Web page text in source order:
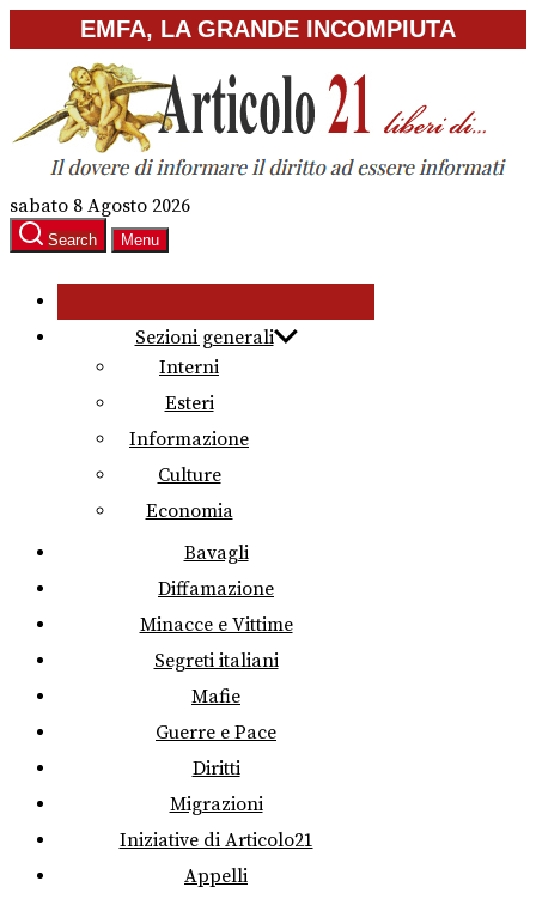
to
content
EMFA, LA GRANDE INCOMPIUTA
sabato 8 Agosto 2026
Search Menu
Sezioni generali
Interni
Esteri
Informazione
Culture
Economia
Bavagli
Diffamazione
Minacce e Vittime
Segreti italiani
Mafie
Guerre e Pace
Diritti
Migrazioni
Iniziative di Articolo21
Appelli